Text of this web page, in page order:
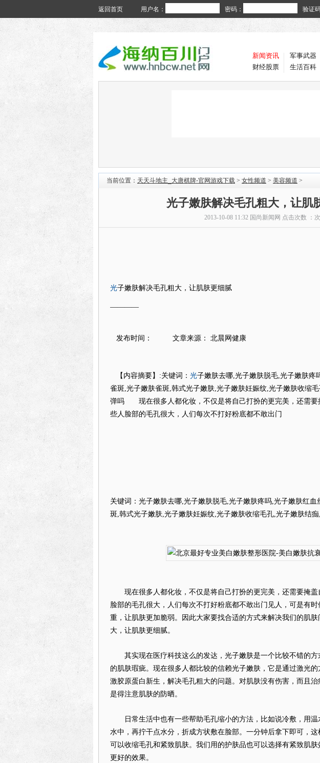
返回首页 用户名： 密码： 验证
新闻资讯
财经股票
军事武器
生活百科
当前位置： 天天斗地主_大唐棋牌-官网游戏下载 > 女性频道 > 美容频道 >
光子嫩肤解决毛孔粗大，让肌
2013-10-08 11:32 国尚新闻网 点击次数 ： 次
光子嫩肤解决毛孔粗大，让肌肤更细腻
————
发布时间： 文章来源： 北晨网健康
【内容摘要】:关键词： 光子嫩肤去哪,光子嫩肤脱毛,光子嫩肤疼
雀斑,光子嫩肤雀斑,韩式光子嫩肤,光子嫩肤妊娠纹,光子嫩肤收缩
弹吗 现在很多人都化妆，不仅是将自己打扮的更完美，还需要
些人脸部的毛孔很大，人们每次不打好粉底都不敢出门
关键词：光子嫩肤去哪,光子嫩肤脱毛,光子嫩肤疼吗,光子嫩肤红
斑,韩式光子嫩肤,光子嫩肤妊娠纹,光子嫩肤收缩毛孔,光子嫩肤结
现在很多人都化妆，不仅是将自己打扮的更完美，还需要掩盖
脸部的毛孔很大，人们每次不打好粉底都不敢出门见人，可是有
重，让肌肤更加脆弱。因此大家要找合适的方式来解决我们的肌
大，让肌肤更细腻。
其实现在医疗科技这么的发达，光子嫩肤是一个比较不错的方
的肌肤瑕疵。现在很多人都比较的信赖光子嫩肤，它是通过激光
激胶原蛋白新生，解决毛孔粗大的问题。对肌肤没有伤害，而且
是得注意肌肤的防晒。
日常生活中也有一些帮助毛孔缩小的方法，比如说冷敷，用温
水中，再拧干点水分，折成方状敷在脸部。一分钟后拿下即可，
可以收缩毛孔和紧致肌肤。我们用的护肤品也可以选择有紧致肌
更好的效果。